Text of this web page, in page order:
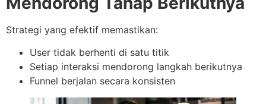
Strategi yang efektif memastikan:
User tidak berhenti di satu titik
Setiap interaksi mendorong langkah berikutnya
Funnel berjalan secara konsisten